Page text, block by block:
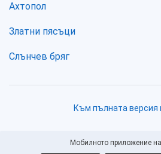
Ахтопол
Златни пясъци
Слънчев бряг
Към пълната версия
Мобилното приложение